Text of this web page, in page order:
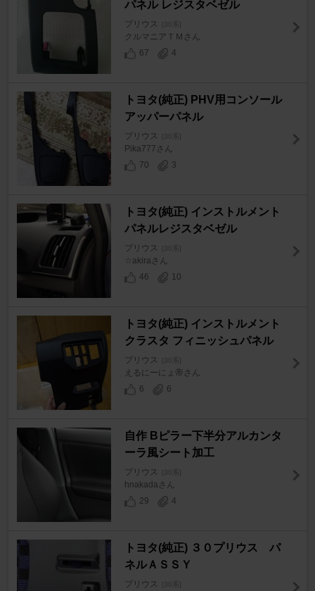
パネル レジスタベゼル
プリウス
クルマニアＴＭさん
67
4
トヨタ(純正) PHV用コンソール
アッパーパネル
プリウス
Pika777さん
70
3
トヨタ(純正) インストルメント
パネルレジスタベゼル
プリウス
☆akiraさん
46
10
トヨタ(純正) インストルメント
クラスタ フィニッシュパネル
プリウス
えるにーにょ帝さん
6
6
自作 Bピラー下半分アルカンタ
ーラ風シート加工
プリウス
hnakadaさん
29
4
トヨタ(純正) ３０プリウス パ
ネルＡＳＳＹ
プリウス